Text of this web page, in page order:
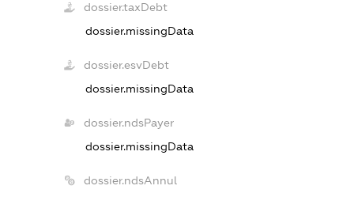
dossier.taxDebt
dossier.missingData
dossier.esvDebt
dossier.missingData
dossier.ndsPayer
dossier.missingData
dossier.ndsAnnul